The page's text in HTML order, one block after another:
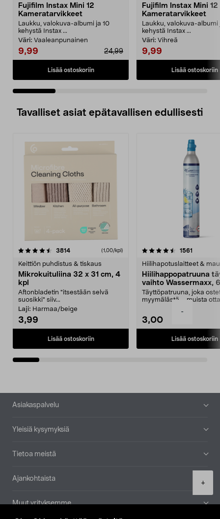
-
+
Fujifilm Instax Mini 12
Kameratarvikkeet
Laukku, valokuva-albumi ja 10
kehystä Instax ...
Väri: Vaaleanpunainen
9,99 24,99
Lisää ostoskoriin
Fujifilm Instax Mini 12
Kameratarvikkeet
Laukku, valokuva-albumi
kehystä Instax ...
Väri: Vihreä
9,99
Lisää ostoskoriin
Tavalliset asiat epätavallisen edullisesti
3814arvostelut (1,00/kpl)
Keittiön puhdistus & tiskaus
Mikrokuituliina 32 x 31 cm, 4
kpl
Aftonbladetin "itsestään selvä
suosikki" siiv...
Laji: Harmaa/beige
3,99
Lisää ostoskoriin
4.5viidestä
1561
Hiilihapotuslaitteet &
Hiilihappopatruuna
vaihto Wassermaxx,
Täyttöpatruuna, joka
myymälästä – muista
3,00
Lisää ostoskoriin
4.5viidestä
Alatunniste
Asiakaspalvelu
Yleisiä kysymyksiä
Tietoa meistä
Ajankohtaista
Muut yrityksemme